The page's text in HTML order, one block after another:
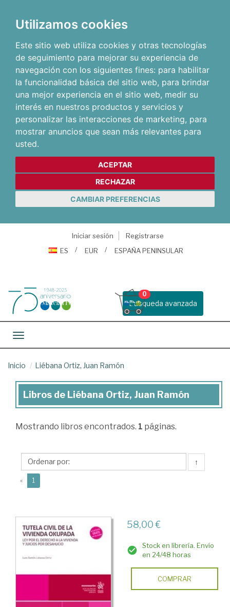
Utilizamos cookies
Este sitio web utiliza cookies y otras tecnologías
de seguimiento para mejorar su experiencia de
navegación con los siguientes fines: para habilitar
la funcionalidad básica del sitio web, para brindar
una mejor experiencia en el sitio web, medir su
interés en nuestros productos y servicios y
personalizar las interacciones de marketing, para
mostrar anuncios que sean más relevantes para
usted.
ACEPTAR
RECHAZAR
CAMBIAR PREFERENCIAS
Iniciar sesión
Registrarse
ES
EUR ESPAÑA PENINSULAR
Busqueda avanzada
0
Toggle navigation
Inicio Liébana Ortiz, Juan Ramón
Libros
Liébana
Juan
Ramón
Libros de Liébana Ortiz, Juan Ramón
Mostrando libros encontrados. 1 páginas.
↑
« 1
58,00 €
Stock en librería. Envío
en 24/48 horas
COMPRAR